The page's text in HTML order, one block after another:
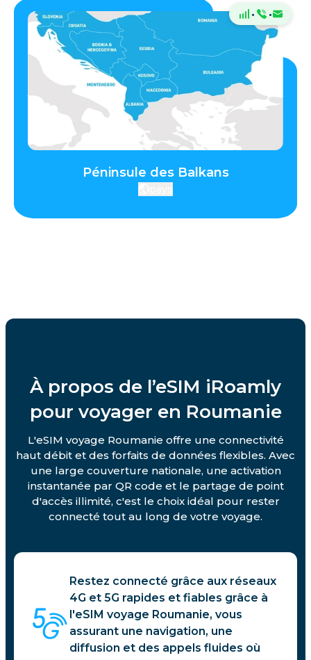
· ·
Péninsule des Balkans
À propos de l’eSIM iRoamly
pour voyager en Roumanie
L'eSIM voyage Roumanie offre une connectivité
haut débit et des forfaits de données flexibles. Avec
une large couverture nationale, une activation
instantanée par QR code et le partage de point
d'accès illimité, c'est le choix idéal pour rester
connecté tout au long de votre voyage.
Restez connecté grâce aux réseaux
4G et 5G rapides et fiables grâce à
l'eSIM voyage Roumanie, vous
assurant une navigation, une
diffusion et des appels fluides où